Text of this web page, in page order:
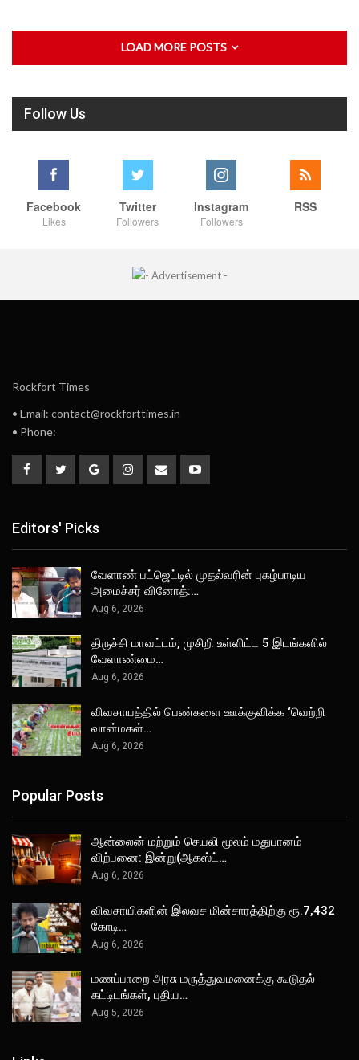
LOAD MORE POSTS
Follow Us
Facebook
Likes
Twitter
Followers
Instagram
Followers
RSS
Rockfort Times
• Email: contact@rockforttimes.in
• Phone:
Editors' Picks
வேளாண் பட்ஜெட்டில் முதல்வரின் புகழ்பாடிய
அமைச்சர் வினோத்:…
Aug 6, 2026
திருச்சி மாவட்டம், முசிறி உள்ளிட்ட 5 இடங்களில்
வேளாண்மை…
Aug 6, 2026
விவசாயத்தில் பெண்களை ஊக்குவிக்க ‘வெற்றி
வான்மகள்…
Aug 6, 2026
Popular Posts
ஆன்லைன் மற்றும் செயலி மூலம் மதுபானம்
விற்பனை: இன்று(ஆகஸ்ட்…
Aug 6, 2026
விவசாயிகளின் இலவச மின்சாரத்திற்கு ரூ.7,432
கோடி…
Aug 6, 2026
மணப்பாறை அரசு மருத்துவமனைக்கு கூடுதல்
கட்டிடங்கள், புதிய…
Aug 5, 2026